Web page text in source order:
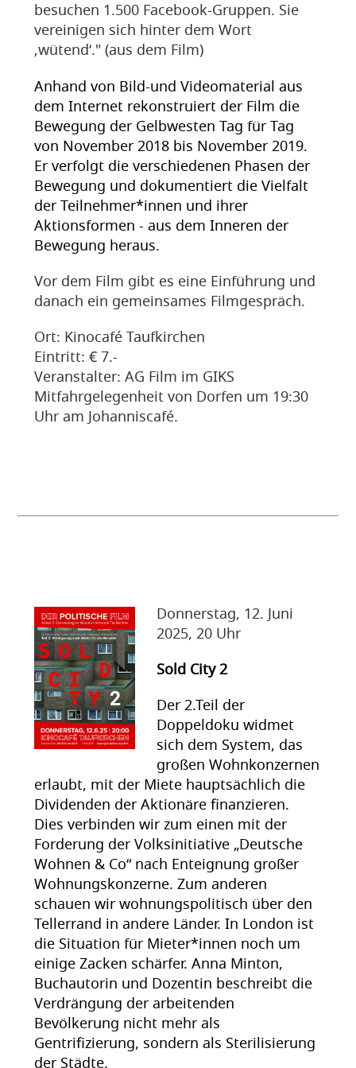
besuchen 1.500 Facebook-Gruppen. Sie
vereinigen sich hinter dem Wort
‚wütend‘." (aus dem Film)
Anhand von Bild-und Videomaterial aus
dem Internet rekonstruiert der Film die
Bewegung der Gelbwesten Tag für Tag
von November 2018 bis November 2019.
Er verfolgt die verschiedenen Phasen der
Bewegung und dokumentiert die Vielfalt
der Teilnehmer*innen und ihrer
Aktionsformen - aus dem Inneren der
Bewegung heraus.
Vor dem Film gibt es eine Einführung und
danach ein gemeinsames Filmgespräch.
Ort: Kinocafé Taufkirchen
Eintritt: € 7.-
Veranstalter: AG Film im GIKS
Mitfahrgelegenheit von Dorfen um 19:30
Uhr am Johanniscafé.
Donnerstag, 12. Juni
2025, 20 Uhr
Sold City 2
Der 2.Teil der
Doppeldoku widmet
sich dem System, das
großen Wohnkonzernen
erlaubt, mit der Miete hauptsächlich die
Dividenden der Aktionäre finanzieren.
Dies verbinden wir zum einen mit der
Forderung der Volksinitiative „Deutsche
Wohnen & Co“ nach Enteignung großer
Wohnungskonzerne. Zum anderen
schauen wir wohnungspolitisch über den
Tellerrand in andere Länder. In London ist
die Situation für Mieter*innen noch um
einige Zacken schärfer. Anna Minton,
Buchautorin und Dozentin beschreibt die
Verdrängung der arbeitenden
Bevölkerung nicht mehr als
Gentrifizierung, sondern als Sterilisierung
der Städte.